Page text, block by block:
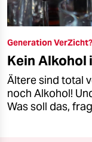
Generation VerZicht?
Kein Alkohol
Ältere sind total
noch Alkohol!
Was soll das,